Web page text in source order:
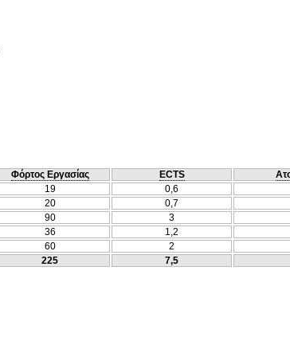
Φόρτος Εργασίας ECTS
19 0,6
20 0,7
90 3
36 1,2
60
2
225 7,5